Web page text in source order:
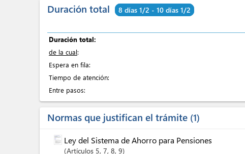
Duración total 8 días 1/2 - 10 días 1/2
Duración total:
de la cual:
Espera en fila:
Tiempo de atención:
Entre pasos:
Normas que justifican el trámite 1
Ley del Sistema de Ahorro para Pensiones
Artículos 5, 7, 8, 9